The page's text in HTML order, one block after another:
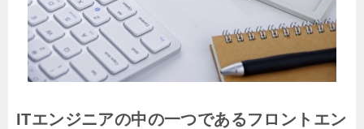
ITエンジニアの中の一つであるフロントエン